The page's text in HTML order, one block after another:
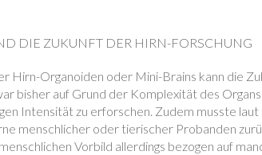
DIE ZUKUNFT DER HIRN-FORSCHUNG
Hirn-Organoiden oder Mini-Brains kann die
bisher auf Grund der Komplexität des
Intensität zu erforschen. Zudem musste
menschlicher oder tierischer Probanden
Vorbild allerdings bezogen auf